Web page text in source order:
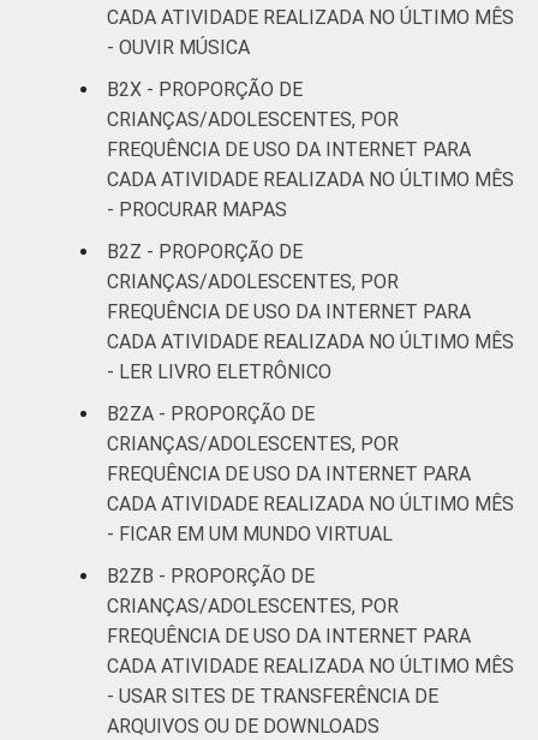
CADA ATIVIDADE REALIZADA NO ÚLTIMO MÊS
- OUVIR MÚSICA
B2X - PROPORÇÃO DE
CRIANÇAS/ADOLESCENTES, POR
FREQUÊNCIA DE USO DA INTERNET PARA
CADA ATIVIDADE REALIZADA NO ÚLTIMO MÊS
- PROCURAR MAPAS
B2Z - PROPORÇÃO DE
CRIANÇAS/ADOLESCENTES, POR
FREQUÊNCIA DE USO DA INTERNET PARA
CADA ATIVIDADE REALIZADA NO ÚLTIMO MÊS
- LER LIVRO ELETRÔNICO
B2ZA - PROPORÇÃO DE
CRIANÇAS/ADOLESCENTES, POR
FREQUÊNCIA DE USO DA INTERNET PARA
CADA ATIVIDADE REALIZADA NO ÚLTIMO MÊS
- FICAR EM UM MUNDO VIRTUAL
B2ZB - PROPORÇÃO DE
CRIANÇAS/ADOLESCENTES, POR
FREQUÊNCIA DE USO DA INTERNET PARA
CADA ATIVIDADE REALIZADA NO ÚLTIMO MÊS
- USAR SITES DE TRANSFERÊNCIA DE
ARQUIVOS OU DE DOWNLOADS